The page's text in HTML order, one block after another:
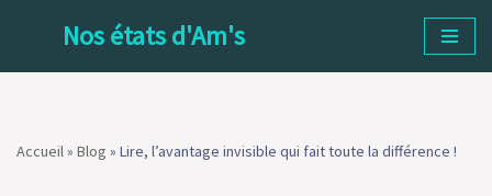
Nos états d'Am's
Accueil» Blog » Lire, l’avantage invisible qui fait toute la différence !